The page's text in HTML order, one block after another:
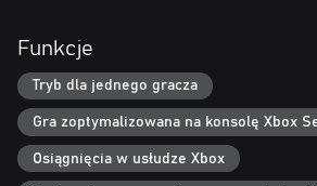
Funkcje
Tryb dla jednego gracza
Gra zoptymalizowana na konsolę Xbox
Osiągnięcia w usłudze Xbox